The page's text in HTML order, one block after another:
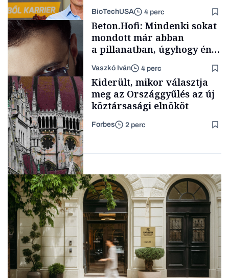
Energia
Content Lab HUB
BioTechUSA 4 perc
Forbes-sztori
Beton.Hofi: Mindenki sokat
mondott már abban
a pillanatban, úgyhogy én
a legsarkosabb
gondolataimat akartam
kimondani
Vaszkó Iván 4 perc
Politika
Kiderült, mikor választja
meg az Országgyűlés az új
köztársasági elnököt
Forbes 2 perc